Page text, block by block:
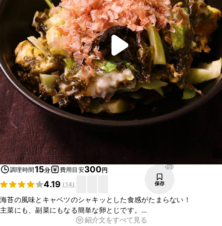
調理時間15分 費用目安300円
4.19 (14)
759
保存
海苔の風味とキャベツのシャキッとした食感がたまらない！
主菜にも、副菜にもなる簡単な卵とじです。
卵はふっくらと仕上がり、ご飯にのせて食べても美味しく召し上がれ
紹介文をすべて見る